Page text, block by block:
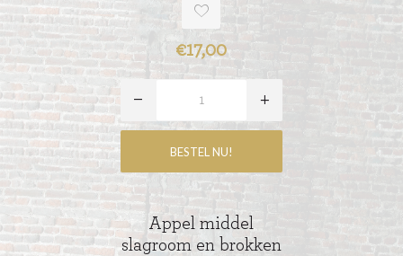
€17,00
Appel middel
slagroom en brokken